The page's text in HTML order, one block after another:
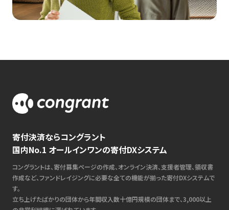
寄付決済ならコングラント
国内No.1 オールインワンの寄付DXシステム
コングラントは、寄付募集ページの作成、オンライン決済、支援者管理、領収書
作成など、ファンドレイジングに必要な全ての機能が揃った寄付DXシステムで
す。
立ち上げたばかりの団体から年間収入数十億円規模の団体まで、3,000以上